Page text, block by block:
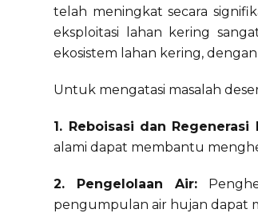
telah meningkat secara
eksploitasi lahan kering
ekosistem lahan kering,
Untuk mengatasi masalah
1. Reboisasi dan Regenerasi
alami dapat membantu
2. Pengelolaan Air:
pengumpulan air hujan dapat